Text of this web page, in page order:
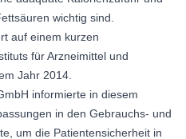
wichtig sind.
auf einem kurzen
für Arzneimittel und
Jahr 2014.
informierte in diesem
in den Gebrauchs- und
um die Patientensicherheit in